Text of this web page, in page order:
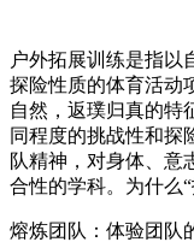
户外拓展训练是指以
探险性质的体育活动
自然，返璞归真的特
同程度的挑战性和探
队精神，对身体、意
合性的学科。为什么
熔炼团队：体验团队